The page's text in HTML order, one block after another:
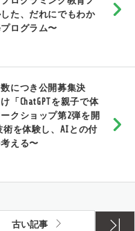
た、だれにでもわか
ログラム〜
につき公開募集決
「ChatGPTを親子で体
クショップ第2弾を開
を体験し、AIとの付
える〜
古い記事